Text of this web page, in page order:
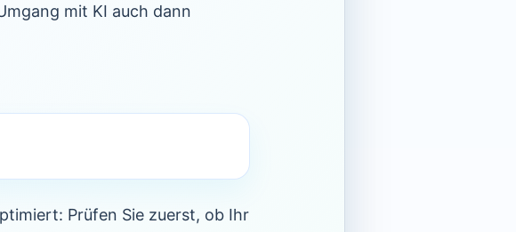
mit KI auch dann
Prüfen Sie zuerst, ob Ihr